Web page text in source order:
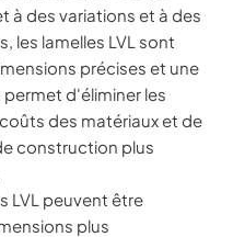
à des variations et à des
les lamelles LVL sont
précises et une
d'éliminer les
des matériaux et de
construction plus
LVL peuvent être
plus